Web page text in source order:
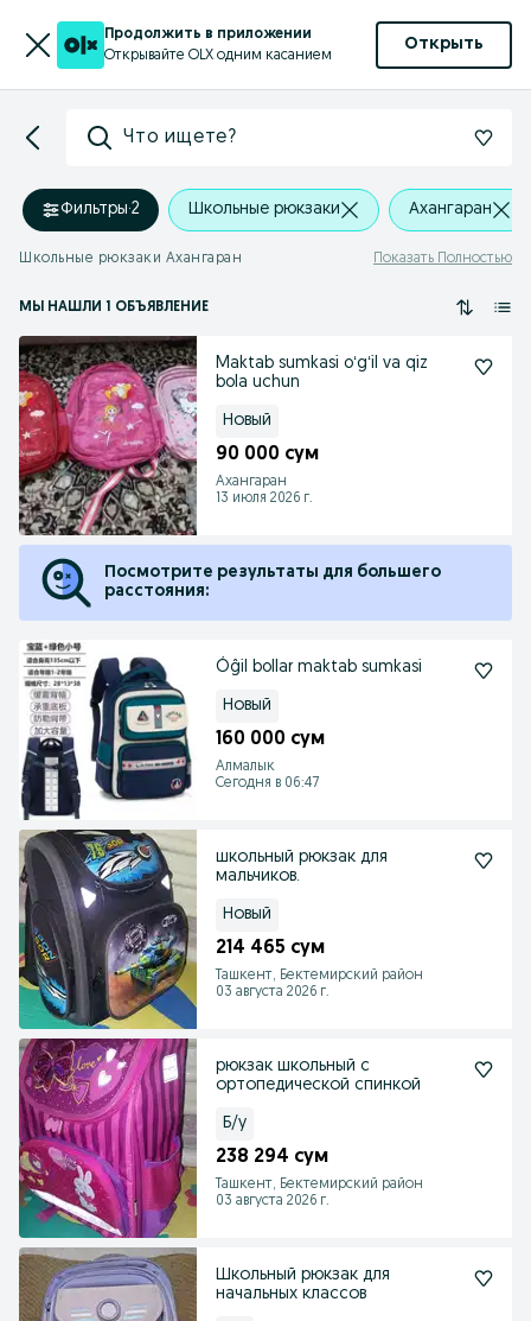
Продолжить в приложении
Открывайте OLX одним касанием
Открыть
Что ищете?
Фильтры·2 Школьные рюкзаки Ахангаран
Школьные рюкзаки Ахангаран Показать Полностью
МЫ НАШЛИ 1 ОБЪЯВЛЕНИЕ
Maktab sumkasi oʻgʻil va qiz
bola uchun
Новый
90 000 сум
Ахангаран
13 июля 2026 г.
Посмотрите результаты для большего
расстояния:
Óĝil bollar maktab sumkasi
Новый
160 000 сум
Алмалык
Сегодня в 06:47
школьный рюкзак для
мальчиков.
Новый
214 465 сум
Ташкент, Бектемирский район
03 августа 2026 г.
рюкзак школьный с
ортопедической спинкой
Б/у
238 294 сум
Ташкент, Бектемирский район
03 августа 2026 г.
Школьный рюкзак для
начальных классов